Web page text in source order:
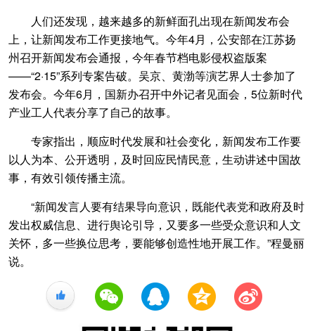
人们还发现，越来越多的新鲜面孔出现在新闻发布会
上，让新闻发布工作更接地气。今年4月，公安部在江苏扬
州召开新闻发布会通报，今年春节档电影侵权盗版案
——“2·15”系列专案告破。吴京、黄渤等演艺界人士参加了
发布会。今年6月，国新办召开中外记者见面会，5位新时代
产业工人代表分享了自己的故事。
专家指出，顺应时代发展和社会变化，新闻发布工作要
以人为本、公开透明，及时回应民情民意，生动讲述中国故
事，有效引领传播主流。
“新闻发言人要有结果导向意识，既能代表党和政府及时
发出权威信息、进行舆论引导，又要多一些受众意识和人文
关怀，多一些换位思考，要能够创造性地开展工作。”程曼丽
说。
+1